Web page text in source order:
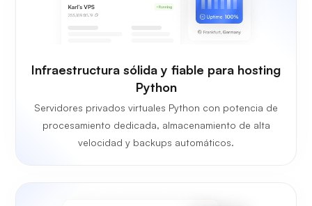
Infraestructura sólida y fiable para hosting
Python
Servidores privados virtuales Python con potencia de
procesamiento dedicada, almacenamiento de alta
velocidad y backups automáticos.